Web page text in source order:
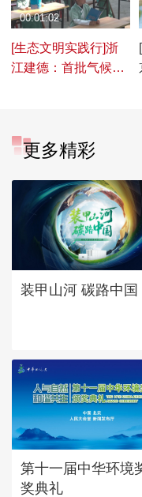
[生态文明实践行]浙
江建德：首批气候宜
00:01:02
更多精彩
装甲山河 碳路中国
第十一届中华环境
奖典礼